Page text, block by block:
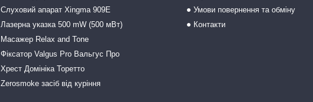
Слуховий апарат Xingma 909Е
Лазерна указка 500 mW (500 мВт)
Масажер Relax and Tone
Фіксатор Valgus Pro Вальгус Про
Хрест Домініка Торетто
Zerosmoke засіб від куріння
Умови повернення та обміну
Контакти